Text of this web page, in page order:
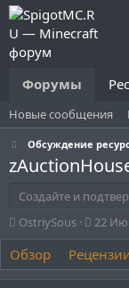
Форумы
Новые сообщения
Обсуждение
Создайте и
А
в
т
о
OstriySous
Д
а
т
а
22
Обзор